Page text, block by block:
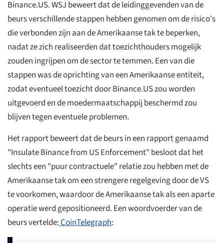
Binance.US. WSJ beweert dat de leidinggevenden van de
beurs verschillende stappen hebben genomen om de risico's
die verbonden zijn aan de Amerikaanse tak te beperken,
nadat ze zich realiseerden dat toezichthouders mogelijk
zouden ingrijpen om de sector te temmen. Een van die
stappen was de oprichting van een Amerikaanse entiteit,
zodat eventueel toezicht door Binance.US zou worden
uitgevoerd en de moedermaatschappij beschermd zou
blijven tegen eventuele problemen.
Het rapport beweert dat de beurs in een rapport genaamd
"Insulate Binance from US Enforcement" besloot dat het
slechts een "puur contractuele" relatie zou hebben met de
Amerikaanse tak om een strengere regelgeving door de VS
te voorkomen, waardoor de Amerikaanse tak als een aparte
operatie werd gepositioneerd. Een woordvoerder van de
beurs vertelde:CoinTelegraph: